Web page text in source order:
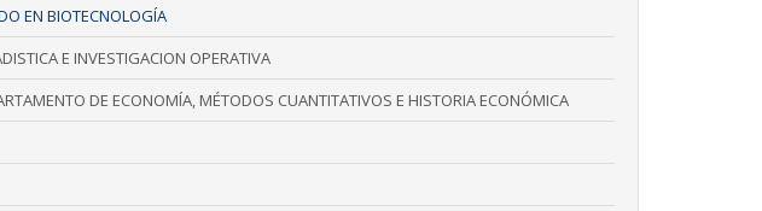
EN BIOTECNOLOGÍA
E INVESTIGACION OPERATIVA
DE ECONOMÍA, MÉTODOS CUANTITATIVOS E HISTORIA ECONÓMICA